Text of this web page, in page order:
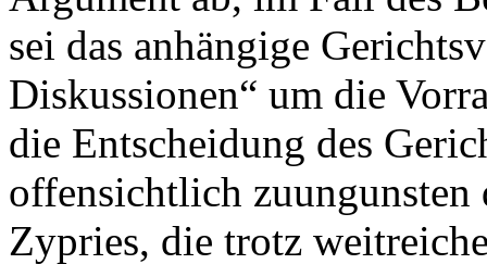
sei das anhängige
Diskussionen“ um die
die Entscheidung des
offensichtlich
Zypries, die trotz